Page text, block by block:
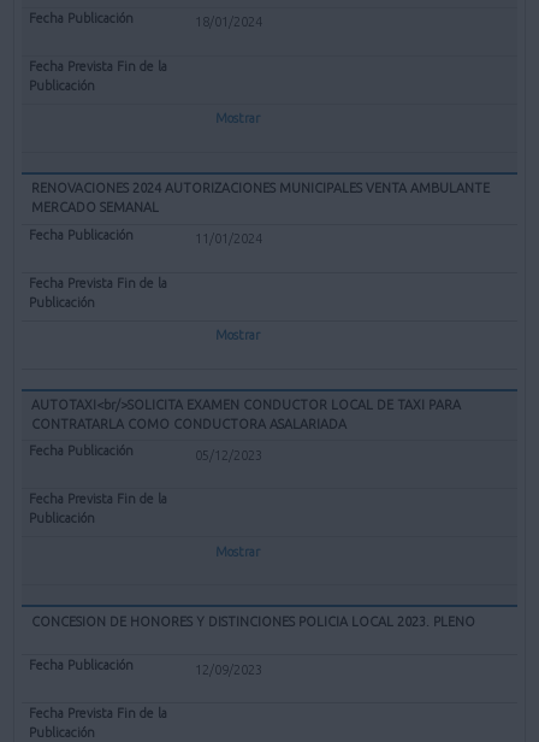
18/01/2024
Mostrar
RENOVACIONES 2024 AUTORIZACIONES MUNICIPALES VENTA AMBULANTE
MERCADO SEMANAL
11/01/2024
Mostrar
AUTOTAXI<br/>SOLICITA EXAMEN CONDUCTOR LOCAL DE TAXI PARA
CONTRATARLA COMO CONDUCTORA ASALARIADA
05/12/2023
Mostrar
CONCESION DE HONORES Y DISTINCIONES POLICIA LOCAL 2023. PLENO
12/09/2023